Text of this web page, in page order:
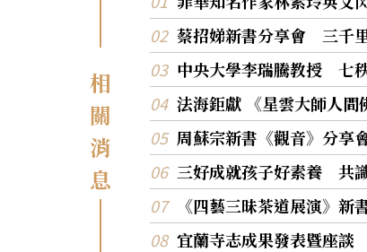
相
關
消
息
蔡招娣新書分享會 三千
中央大學李瑞騰教授 七
法海鉅獻 《星雲大師人
周蘇宗新書《觀音》分
三好成就孩子好素養 共
《四藝三昧茶道展演》
宜蘭寺志成果發表暨座